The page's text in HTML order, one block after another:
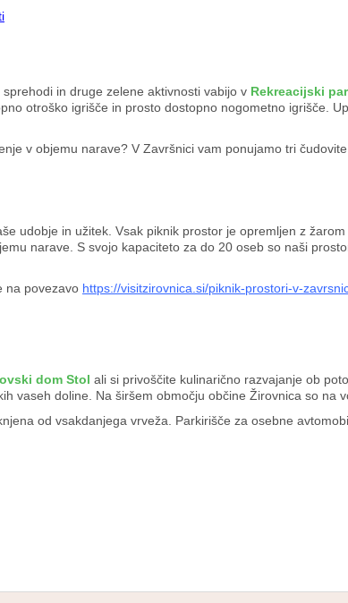
in druge zelene aktivnosti vabijo v Rekreacijski
otroško igrišče in prosto dostopno nogometno igrišče.
v objemu narave? V Završnici vam ponujamo tri
udobje in užitek. Vsak piknik prostor je opremljen z
narave. S svojo kapaciteto za do 20 oseb so naši
na povezavo https://visitzirovnica.si/piknik-prostori-v-
dom Stol ali si privoščite kulinarično razvajanje ob
vaseh doline. Na širšem območju občine Žirovnica so na
od vsakdanjega vrveža. Parkirišče za osebne